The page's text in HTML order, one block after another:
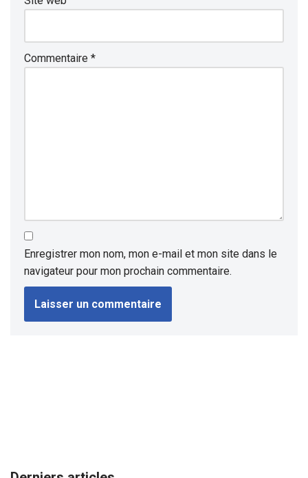
Commentaire *
Enregistrer mon nom, mon e-mail et mon site dans le
navigateur pour mon prochain commentaire.